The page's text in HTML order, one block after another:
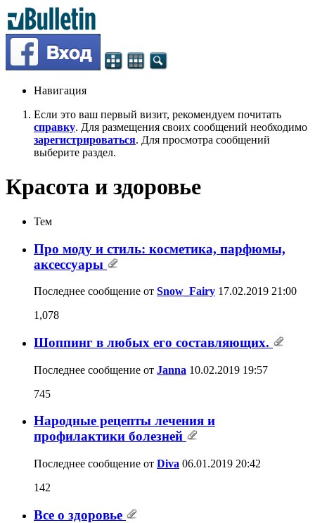
Навигация
Если это ваш первый визит, рекомендуем почитать
справку. Для размещения своих сообщений необходимо
зарегистрироваться. Для просмотра сообщений
выберите раздел.
Красота и здоровье
Тем
Про моду и стиль: косметика, парфюмы,
аксессуары
Последнее сообщение от Snow_Fairy 17.02.2019 21:00
1,078
Шоппинг в любых его составляющих.
Последнее сообщение от Janna 10.02.2019 19:57
745
Народные рецепты лечения и
профилактики болезней
Последнее сообщение от Diva 06.01.2019 20:42
142
Все о здоровье